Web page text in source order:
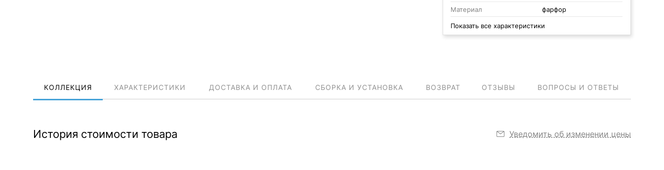
Материал
фарфор
Показать все характеристики
КОЛЛЕКЦИЯ ХАРАКТЕРИСТИКИ ДОСТАВКА И ОПЛАТА СБОРКА И УСТАНОВКА ВОЗВРАТ ОТЗЫВЫ ВОПРОСЫ И ОТВЕТЫ
История стоимости товара Уведомить об изменении цены